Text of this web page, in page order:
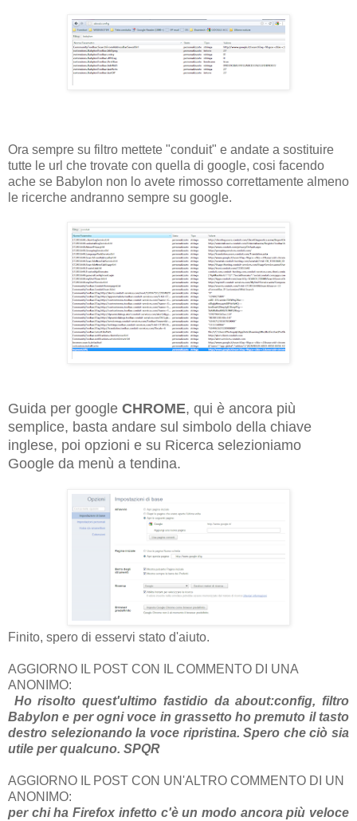
Ora sempre su filtro mettete "conduit" e andate a sostituire
tutte le url che trovate con quella di google, cosi facendo
ache se Babylon non lo avete rimosso correttamente almeno
le ricerche andranno sempre su google.
Guida per google CHROME, qui è ancora più
semplice, basta andare sul simbolo della chiave
inglese, poi opzioni e su Ricerca selezioniamo
Google da menù a tendina.
Finito, spero di esservi stato d'aiuto.
AGGIORNO IL POST CON IL COMMENTO DI UNA
ANONIMO:
Ho risolto quest'ultimo fastidio da about:config, filtro
Babylon e per ogni voce in grassetto ho premuto il tasto
destro selezionando la voce ripristina. Spero che ciò sia
utile per qualcuno. SPQR
AGGIORNO IL POST CON UN'ALTRO COMMENTO DI UN
ANONIMO:
per chi ha Firefox infetto c'è un modo ancora più veloce